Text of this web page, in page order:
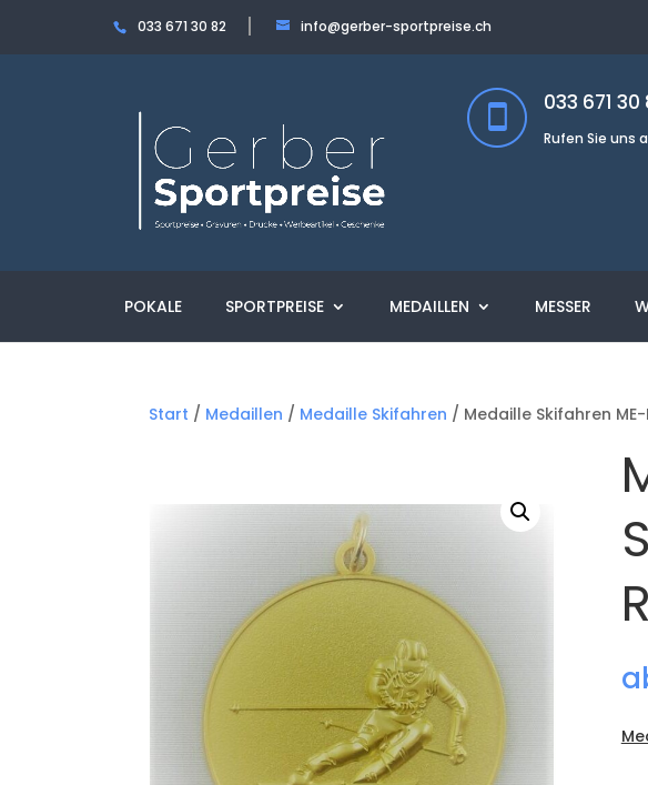
033 671 30 82 info@gerber-sportpreise.ch
033 671 30
Rufen Sie uns
POKALE SPORTPREISE MEDAILLEN MESSER
Start / Medaillen / Medaille Skifahren / Medaille Skifahren